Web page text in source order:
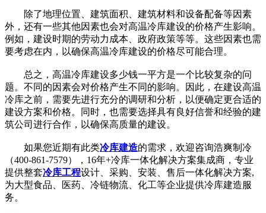
除了地理位置、建筑面积、建筑材料和设备配备等因素
外，还有一些其他因素也会对高温冷库建设的价格产生影响。
例如，建设时期的劳动力成本、政府政策等等。这些因素也需
要考虑在内，以确保高温冷库建设的价格尽可能合理。
总之，高温冷库建设多少钱一平方是一个比较复杂的问
题。不同的因素会对价格产生不同的影响。因此，在建设高温
冷库之前，需要先进行充分的调研和分析，以便确定更合适的
建设方案和价格。同时，也需要选择具有良好信誉和经验的建
筑公司进行合作，以确保高质量的建设。
如果您近期有此类冷库建造的需求，欢迎咨询浩爽制冷
（400-861-7579），16年+冷库一体化解决方案集成商，专业
提供整套冷库工程设计、采购、安装、售后一体化解决方案,
为大型食品、医药、冷链物流、化工等企业提供冷库建造服
务。